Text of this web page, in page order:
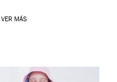
VER MÁS